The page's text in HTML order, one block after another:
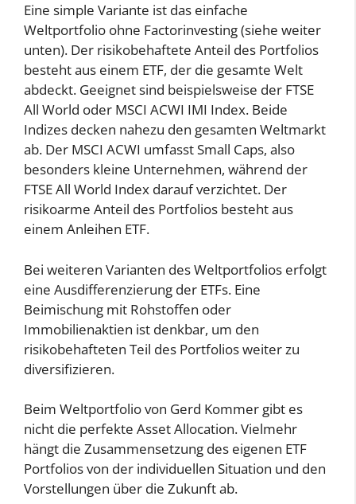
Eine simple Variante ist das einfache
Weltportfolio ohne Factorinvesting (siehe weiter
unten). Der risikobehaftete Anteil des Portfolios
besteht aus einem ETF, der die gesamte Welt
abdeckt. Geeignet sind beispielsweise der FTSE
All World oder MSCI ACWI IMI Index. Beide
Indizes decken nahezu den gesamten Weltmarkt
ab. Der MSCI ACWI umfasst Small Caps, also
besonders kleine Unternehmen, während der
FTSE All World Index darauf verzichtet. Der
risikoarme Anteil des Portfolios besteht aus
einem Anleihen ETF.
Bei weiteren Varianten des Weltportfolios erfolgt
eine Ausdifferenzierung der ETFs. Eine
Beimischung mit Rohstoffen oder
Immobilienaktien ist denkbar, um den
risikobehafteten Teil des Portfolios weiter zu
diversifizieren.
Beim Weltportfolio von Gerd Kommer gibt es
nicht die perfekte Asset Allocation. Vielmehr
hängt die Zusammensetzung des eigenen ETF
Portfolios von der individuellen Situation und den
Vorstellungen über die Zukunft ab.